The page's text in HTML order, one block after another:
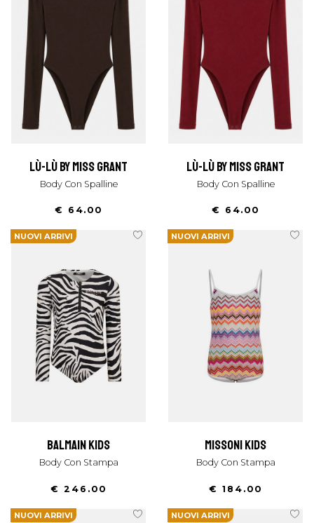
lù-lù by miss grant
Body Con Spalline
€ 64.00
lù-lù by miss grant
Body Con Spalline
€ 64.00
NUOVI ARRIVI
balmain kids
Body Con Stampa
€ 246.00
NUOVI ARRIVI
missoni kids
Body Con Stampa
€ 184.00
NUOVI ARRIVI NUOVI ARRIVI